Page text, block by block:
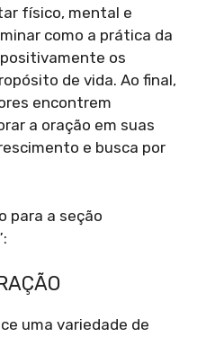
físico, mental e
como a prática da
os
de vida. Ao final,
encontrem
a oração em suas
e busca por
para a seção
uma variedade de